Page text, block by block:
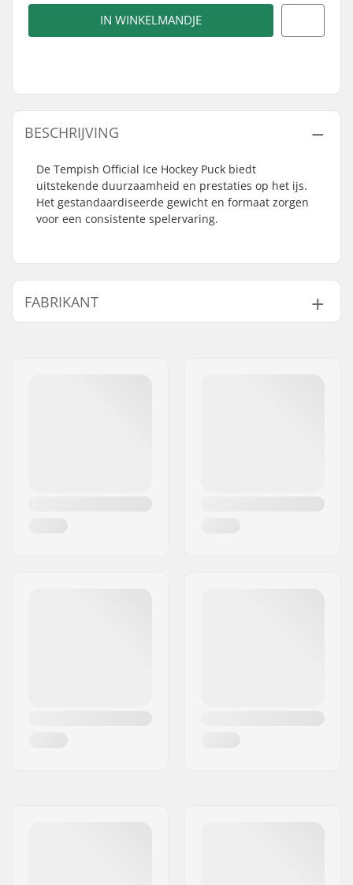
IN WINKELMANDJE
BESCHRIJVING
De Tempish Official Ice Hockey Puck biedt
uitstekende duurzaamheid en prestaties op het ijs.
Het gestandaardiseerde gewicht en formaat zorgen
voor een consistente spelervaring.
FABRIKANT